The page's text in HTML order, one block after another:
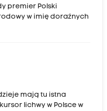
premier Polski
w imię doraźnych
mają tu istna
lichwy w Polsce w